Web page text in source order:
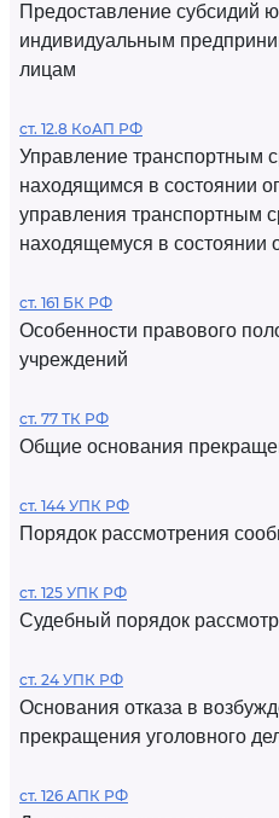
Предоставление субсидий
индивидуальным
лицам
ст. 12.8 КоАП РФ
Управление транспортным
находящимся в состоянии
управления транспортным
находящемуся в состоянии
ст. 161 БК РФ
Особенности правового
учреждений
ст. 77 ТК РФ
Общие основания
ст. 144 УПК РФ
Порядок рассмотрения
ст. 125 УПК РФ
Судебный порядок
ст. 24 УПК РФ
Основания отказа в
прекращения уголовного
ст. 126 АПК РФ